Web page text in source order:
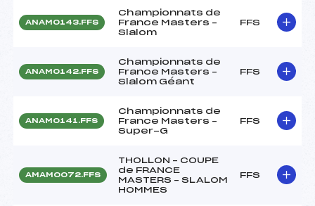
ANAM0143.FFS
Championnats de
France Masters –
Slalom
FFS
ANAM0142.FFS
Championnats de
France Masters –
Slalom Géant
FFS
ANAM0141.FFS
Championnats de
France Masters –
Super-G
FFS
AMAM0072.FFS
THOLLON – COUPE
de FRANCE
MASTERS – SLALOM
HOMMES
FFS